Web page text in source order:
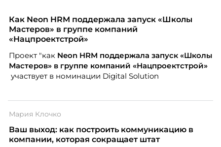
Как Neon HRM поддержала запуск «Школы
Мастеров» в группе компаний
«Нацпроектстрой»
Проект "какNeon HRM поддержала запуск «Школы
Мастеров» в группе компаний «Нацпроектстрой»
участвует в номинации Digital Solution
Мария Клочко
Ваш выход: как построить коммуникацию в
компании, которая сокращает штат